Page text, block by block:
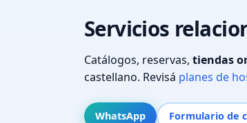
Servicios
Catálogos, reservas, tiendas
castellano. Revisá planes de
WhatsApp Formulario de